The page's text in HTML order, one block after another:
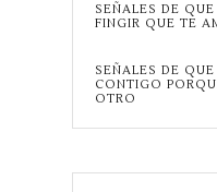
SEÑALES DE
FINGIR QUE TE
SEÑALES DE
CONTIGO
OTRO